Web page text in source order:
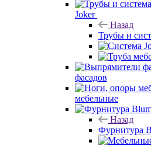
Joker
Назад
Трубы и
фасадов
мебельные
Назад
Фурнитура